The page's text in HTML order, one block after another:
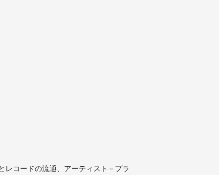
レコードの流通、アーティスト – プラ